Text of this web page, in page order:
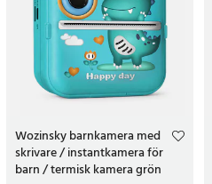
Wozinsky barnkamera med
skrivare / instantkamera för
barn / termisk kamera grön